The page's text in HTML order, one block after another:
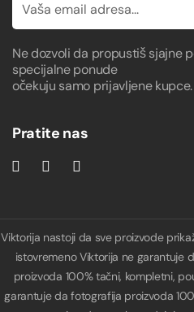
Ne dozvoli da propustiš sjajne
specijalne ponude
očekuju samo prijavljene kupce.
Pratite nas
Viktorija nastoji da sve proizvode
istovremeno Viktorija ne garantuje
proizvoda 100% tačni, kompletni,
garantuje da fotografija proizvoda